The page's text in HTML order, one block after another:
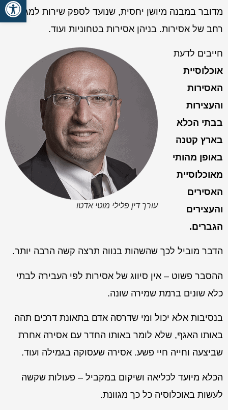
מדובר במבנה מיושן יחסית, שנועד לספק שירות למגוון
רחב של אסירות. בניהן אסירות בטחוניות ועוד.
עורך דין פלילי מוטי אדטו
חייבים לדעת
אוכלוסיית
האסירות
והעצירות
בבתי הכלא
בארץ קטנה
באופן מהותי
מאוכלוסיית
האסירים
והעצירים
הגברים.
הדבר מוביל לכך שהשהות בנווה תרצה קשה הרבה יותר.
ההסבר פשוט – אין סיווג של אסירות לפי העבירה לבתי
כלא שונים ברמת שמירה שונה.
בנסיבות אלא יכול ומי שדרסה אדם בתאונת דרכים תהה
באותו האגף, שלא לומר באותו החדר עם אסירה אחרת
שביצעה וחייה חיי פשע. אסירה שעסוקה בגמילה ועוד.
הכלא מיועד לכליאה ושיקום במקביל – פעולות שקשה
לעשות באוכלוסיה כל כך מגוונת.